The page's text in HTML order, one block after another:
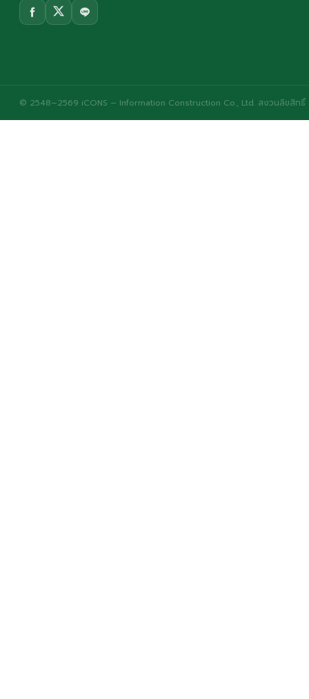
© 2548–2569 iCONS – Information Construction Co., Ltd. สงวนลิขสิทธิ์